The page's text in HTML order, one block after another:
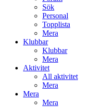
Sök
Personal
Topplista
Mera
Klubbar
Klubbar
Mera
Aktivitet
All aktivitet
Mera
Mera
Mera